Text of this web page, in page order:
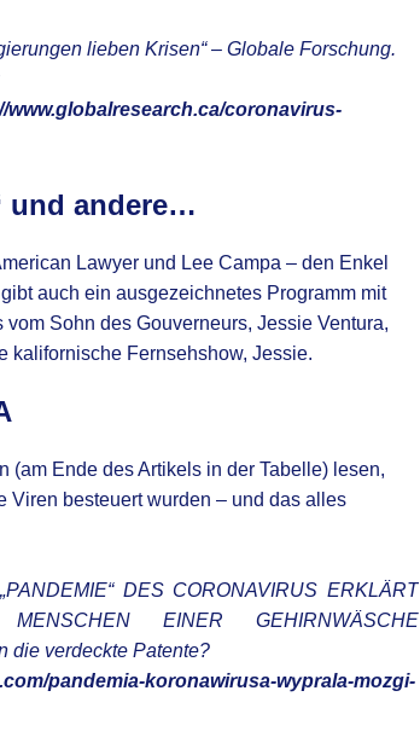
lieben Krisen“ – Globale Forschung.
www.globalresearch.ca/coronavirus-
und andere…
Lawyer und Lee Campa – den Enkel
auch ein ausgezeichnetes Programm mit
vom Sohn des Gouverneurs, Jessie Ventura,
kalifornische Fernsehshow, Jessie.
(am Ende des Artikels in der Tabelle) lesen,
Viren besteuert wurden – und das alles
DES CORONAVIRUS ERKLÄRT
EINER GEHIRNWÄSCHE
die verdeckte Patente?
pandemia-koronawirusa-wyprala-mozgi-